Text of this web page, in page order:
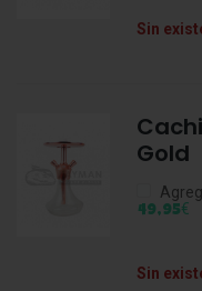
Sin
Gold
49,95€
Sin